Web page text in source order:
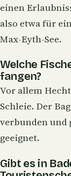
einen
also etwa für
Max-Eyth-See.
Welche
fangen?
Vor allem
Schleie. Der
verbunden und
geeignet.
Gibt es in